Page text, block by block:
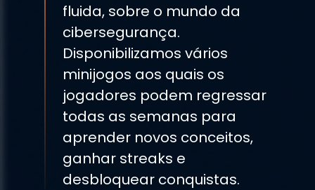
fluida, sobre o mundo da
cibersegurança.
Disponibilizamos vários
minijogos aos quais os
jogadores podem regressar
todas as semanas para
aprender novos conceitos,
ganhar streaks e
desbloquear conquistas.